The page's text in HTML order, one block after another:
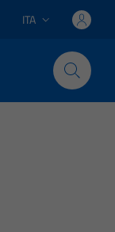
Lingua attiva:
ITA